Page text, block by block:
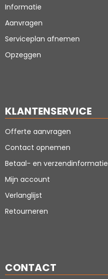
Informatie
Aanvragen
Serviceplan afnemen
Opzeggen
KLANTENSERVICE
Offerte aanvragen
Contact opnemen
Betaal- en verzendinformatie
Mijn account
Verlanglijst
Retourneren
CONTACT